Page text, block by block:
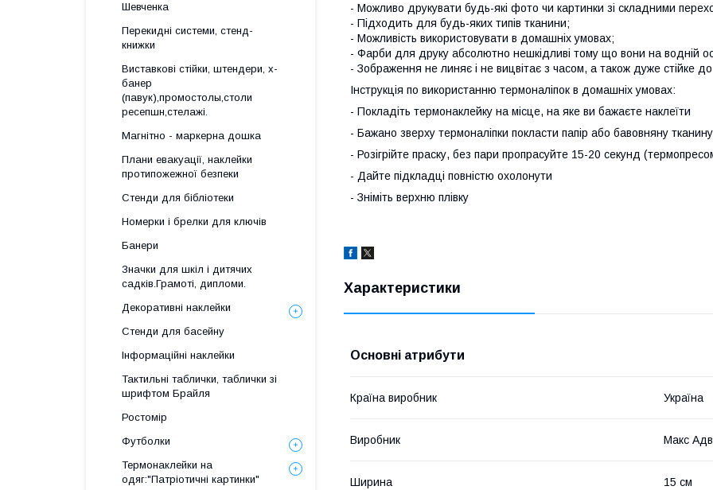
- Можливо друкувати будь-які фото чи картинки зі складними
- Підходить для будь-яких типів тканини;
- Можливість використовувати в домашніх умовах;
- Фарби для друку абсолютно нешкідливі тому що вони на водній
- Зображення не линяє і не вицвітає з часом, а також дуже стійке
Інструкція по використанню термоналіпок в домашніх умовах:
- Покладіть термонаклейку на місце, на яке ви бажаєте наклеїти
- Бажано зверху термоналіпки покласти папір або бавовняну тканину
- Розігрійте праску, без пари пропрасуйте 15-20 секунд
- Дайте підкладці повністю охолонути
- Зніміть верхню плівку
Характеристики
Основні атрибути
Країна виробник Україна
Виробник Макс
Ширина 15 см
Шевченка
Перекидні системи, стенд-
книжки
Виставкові стійки, штендери, х-
банер
(павук),промостолы,столи
ресепшн,стелажі.
Магнітно - маркерна дошка
Плани евакуації, наклейки
протипожежної безпеки
Стенди для бібліотеки
Номерки і брелки для ключів
Банери
Значки для шкіл і дитячих
садків.Грамоті, дипломи.
Декоративні наклейки
Стенди для басейну
Інформаційні наклейки
Тактильні таблички, таблички зі
шрифтом Брайля
Ростомір
Футболки
Термонаклейки на
одяг:"Патріотичні картинки"